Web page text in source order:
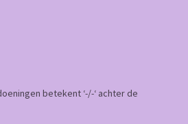
betekent ‘-/-‘ achter de